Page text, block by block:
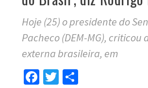
Hoje (25) o presidente do
Pacheco (DEM-MG), criticou
externa brasileira, em
Facebook
Twitter